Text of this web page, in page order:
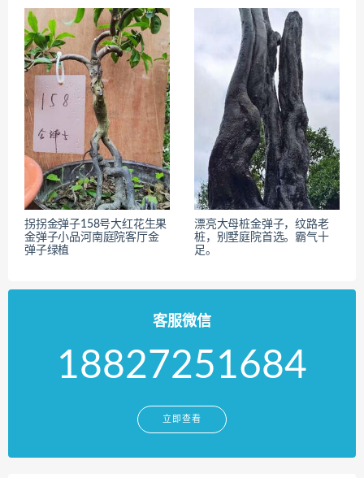
拐拐金弹子158号大红花生果
金弹子小品河南庭院客厅金
弹子绿植
漂亮大母桩金弹子，纹路老
桩，别墅庭院首选。霸气十
足。
客服微信
18827251684
立即查看